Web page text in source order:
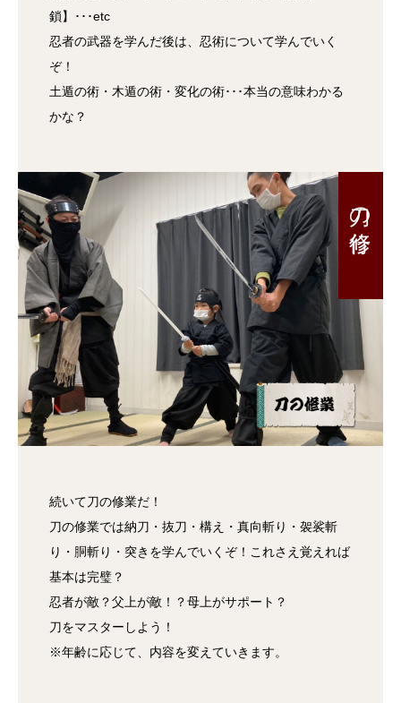
鎖】･･･etc
忍者の武器を学んだ後は、忍術について学んでいく
ぞ！
土遁の術・木遁の術・変化の術･･･本当の意味わかる
かな？
刀の修行
続いて刀の修業だ！
刀の修業では納刀・抜刀・構え・真向斬り・袈裟斬
り・胴斬り・突きを学んでいくぞ！これさえ覚えれば
基本は完璧？
忍者が敵？父上が敵！？母上がサポート？
刀をマスターしよう！
※年齢に応じて、内容を変えていきます。